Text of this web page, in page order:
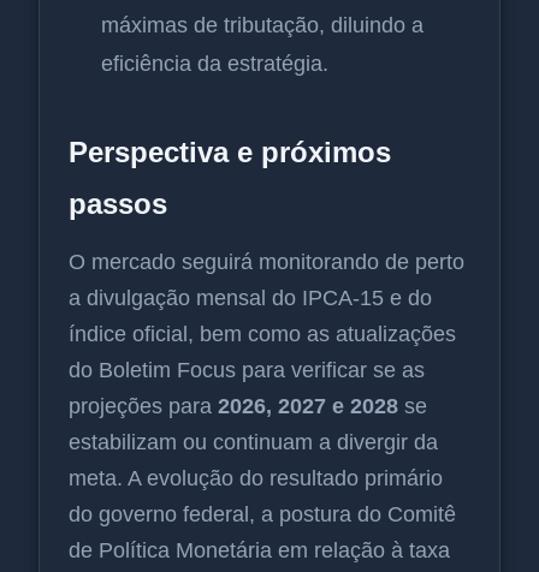
máximas de tributação, diluindo a
eficiência da estratégia.
Perspectiva e próximos
passos
O mercado seguirá monitorando de perto
a divulgação mensal do IPCA-15 e do
índice oficial, bem como as atualizações
do Boletim Focus para verificar se as
projeções para 2026, 2027 e 2028 se
estabilizam ou continuam a divergir da
meta. A evolução do resultado primário
do governo federal, a postura do Comitê
de Política Monetária em relação à taxa